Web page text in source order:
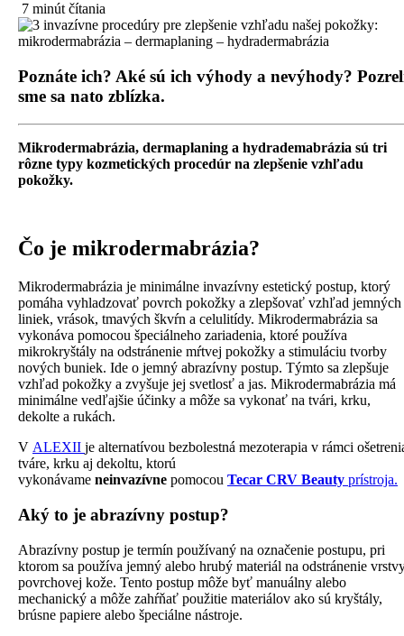
7 minút čítania
Poznáte ich? Aké sú ich výhody a nevýhody?
sme sa nato zblízka.
Mikrodermabrázia, dermaplaning a hydrademabrázia sú tri
rôzne typy kozmetických procedúr na zlepšenie vzhľadu
pokožky.
Čo je mikrodermabrázia?
Mikrodermabrázia je minimálne invazívny estetický postup, ktorý
pomáha vyhladzovať povrch pokožky a zlepšovať vzhľad jemných
liniek, vrások, tmavých škvŕn a celulitídy. Mikrodermabrázia sa
vykonáva pomocou špeciálneho zariadenia, ktoré používa
mikrokryštály na odstránenie mŕtvej pokožky a stimuláciu tvorby
nových buniek. Ide o jemný abrazívny postup. Týmto sa zlepšuje
vzhľad pokožky a zvyšuje jej svetlosť a jas. Mikrodermabrázia má
minimálne vedľajšie účinky a môže sa vykonať na tvári, krku,
dekolte a rukách.
V ALEXII je alternatívou bezbolestná mezoterapia v rámci
tváre, krku aj dekoltu, ktorú
vykonávame neinvazívne pomocou Tecar CRV Beauty prístroja.
Aký to je abrazívny postup?
Abrazívny postup je termín používaný na označenie postupu, pri
ktorom sa používa jemný alebo hrubý materiál na odstránenie
povrchovej kože. Tento postup môže byť manuálny alebo
mechanický a môže zahŕňať použitie materiálov ako sú kryštály,
brúsne papiere alebo špeciálne nástroje.